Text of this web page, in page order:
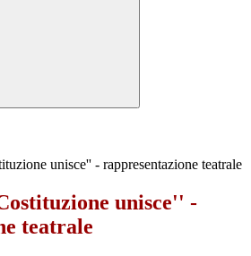
unisce'' - rappresentazione teatrale
unisce'' -
teatrale